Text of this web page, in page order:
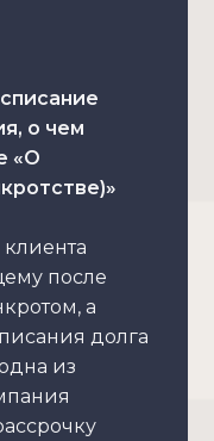
о чем
«О
после
а
долга
из